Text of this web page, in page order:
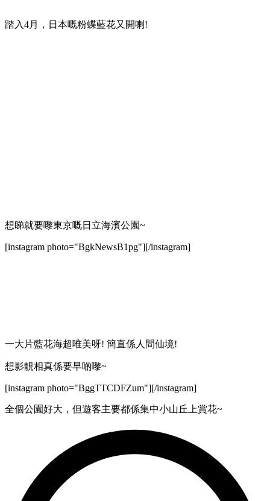
踏入4月，日本嘅粉蝶藍花又開喇!
想睇就要嚟東京嘅日立海濱公園~
[instagram photo="BgkNewsB1pg"][/instagram]
一大片藍花海超唯美呀! 簡直係人間仙境!
想影靚相真係要早啲嚟~
[instagram photo="BggTTCDFZum"][/instagram]
全個公園好大，但遊客主要都係集中小山丘上賞花~